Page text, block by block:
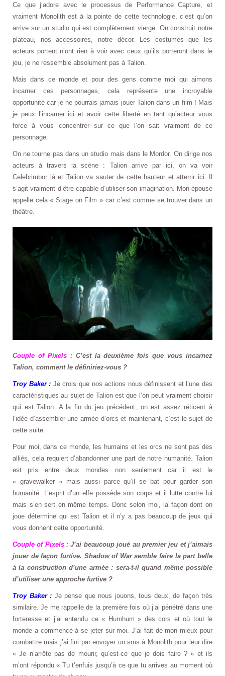
Ce que j’adore avec le processus de Performance Capture, et
vraiment Monolith est à la pointe de cette technologie, c’est qu’on
arrive sur un studio qui est complètement vierge. On construit notre
plateau, nos accessoires, notre décor. Les costumes que les
acteurs portent n’ont rien à voir avec ceux qu’ils porteront dans le
jeu, je ne ressemble absolument pas à Talion.
Mais dans ce monde et pour des gens comme moi qui aimons
incarner ces personnages, cela représente une incroyable
opportunité car je ne pourrais jamais jouer Talion dans un film ! Mais
je peux l’incarner ici et avoir cette liberté en tant qu’acteur vous
force à vous concentrer sur ce que l’on sait vraiment de ce
personnage.
On ne tourne pas dans un studio mais dans le Mordor. On dirige nos
acteurs à travers la scène : Talion arrive par ici, on va voir
Celebrimbor là et Talion va sauter de cette hauteur et atterrir ici. Il
s’agit vraiment d’être capable d’utiliser son imagination. Mon épouse
appelle cela « Stage on Film » car c’est comme se trouver dans un
théâtre.
Couple of Pixels :C’est la deuxième fois que vous incarnez
Talion, comment le définiriez-vous ?
Troy Baker : Je crois que nos actions nous définissent et l’une des
caractéristiques au sujet de Talion est que l’on peut vraiment choisir
qui est Talion. A la fin du jeu précédent, on est assez réticent à
l’idée d’assembler une armée d’orcs et maintenant, c’est le sujet de
cette suite.
Pour moi, dans ce monde, les humains et les orcs ne sont pas des
alliés, cela requiert d’abandonner une part de notre humanité. Talion
est pris entre deux mondes non seulement car il est le
« gravewalker » mais aussi parce qu’il se bat pour garder son
humanité. L’esprit d’un elfe possède son corps et il lutte contre lui
mais s’en sert en même temps. Donc selon moi, la façon dont on
joue détermine qui est Talion et il n’y a pas beaucoup de jeux qui
vous donnent cette opportunité.
Couple of Pixels : J’ai beaucoup joué au premier jeu et j’aimais
jouer de façon furtive. Shadow of War semble faire la part belle
à la construction d’une armée : sera-t-il quand même possible
d’utiliser une approche furtive ?
Troy Baker : Je pense que nous jouons, tous deux, de façon très
similaire. Je me rappelle de la première fois où j’ai pénétré dans une
forteresse et j’ai entendu ce « Humhum » des cors et où tout le
monde a commencé à se jeter sur moi. J’ai fait de mon mieux pour
combattre mais j’ai fini par envoyer un sms à Monolith pour leur dire
« Je n’arrête pas de mourir, qu’est-ce que je dois faire ? » et ils
m’ont répondu « Tu t’enfuis jusqu’à ce que tu arrives au moment où